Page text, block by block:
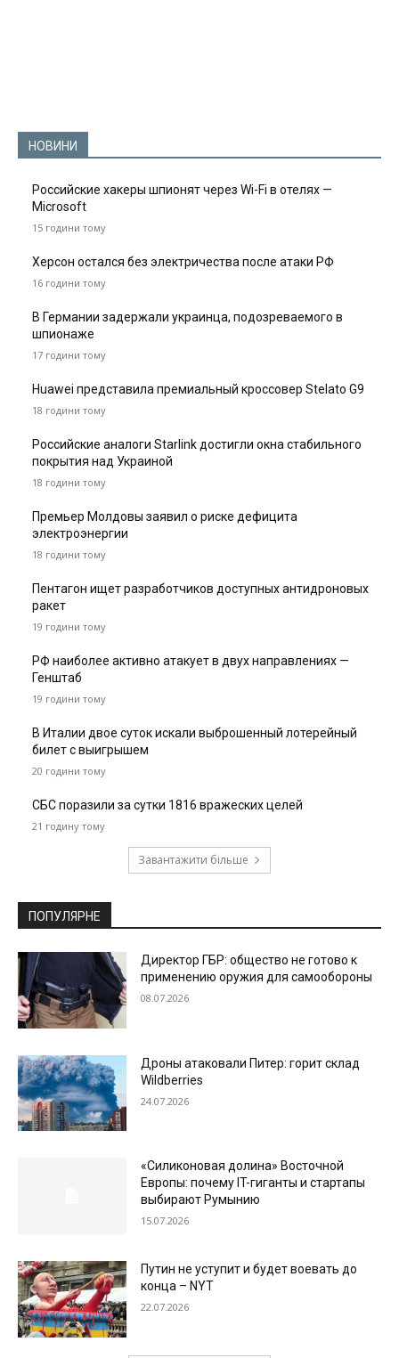
НОВИНИ
Российские хакеры шпионят через Wi-Fi в отелях —
Microsoft
15 години тому
Херсон остался без электричества после атаки РФ
16 години тому
В Германии задержали украинца, подозреваемого в
шпионаже
17 години тому
Huawei представила премиальный кроссовер Stelato G9
18 години тому
Российские аналоги Starlink достигли окна стабильного
покрытия над Украиной
18 години тому
Премьер Молдовы заявил о риске дефицита
электроэнергии
18 години тому
Пентагон ищет разработчиков доступных антидроновых
ракет
19 години тому
РФ наиболее активно атакует в двух направлениях —
Генштаб
19 години тому
В Италии двое суток искали выброшенный лотерейный
билет с выигрышем
20 години тому
СБС поразили за сутки 1816 вражеских целей
21 годину тому
Завантажити більше
ПОПУЛЯРНЕ
Директор ГБР: общество не готово к
применению оружия для самообороны
08.07.2026
Дроны атаковали Питер: горит склад
Wildberries
24.07.2026
«Силиконовая долина» Восточной
Европы: почему IT-гиганты и стартапы
выбирают Румынию
15.07.2026
Путин не уступит и будет воевать до
конца – NYT
22.07.2026